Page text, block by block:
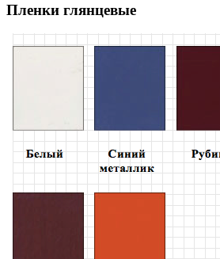
Пленки глянцевые